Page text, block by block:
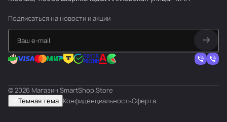
Подписаться на новости и акции
© 2026 Магазин SmartShop.Store
Темная тема КонфиденциальностьОферта